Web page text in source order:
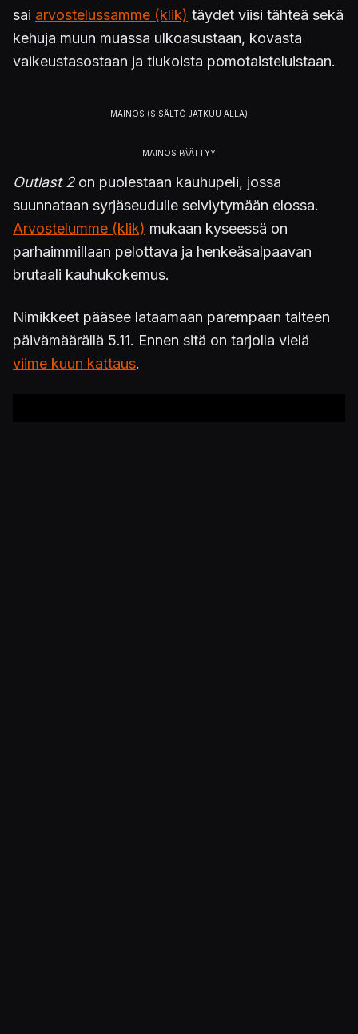
sai arvostelussamme (klik) täydet viisi tähteä sekä
kehuja muun muassa ulkoasustaan, kovasta
vaikeustasostaan ja tiukoista pomotaisteluistaan.
Outlast 2 on puolestaan kauhupeli, jossa
suunnataan syrjäseudulle selviytymään elossa.
Arvostelumme (klik) mukaan kyseessä on
parhaimmillaan pelottava ja henkeäsalpaavan
brutaali kauhukokemus.
Nimikkeet pääsee lataamaan parempaan talteen
päivämäärällä 5.11. Ennen sitä on tarjolla vielä
viime kuun kattaus.